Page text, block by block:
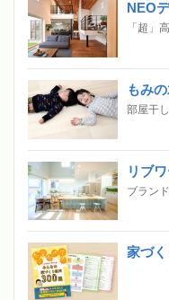
NEO
「超」
もみ
部屋干
リブ
ブラン
家づ